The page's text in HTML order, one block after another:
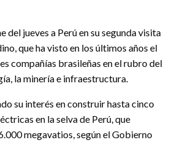
del jueves a Perú en su segunda visita
que ha visto en los últimos años el
compañías brasileñas en el rubro del
la minería e infraestructura.
su interés en construir hasta cinco
en la selva de Perú, que
megavatios, según el Gobierno